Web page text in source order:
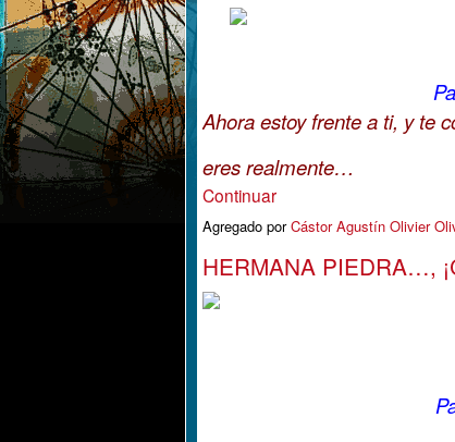
Ahora estoy frente a ti, y te
eres realmente…
Continuar
Agregado porCástor Agustín Olivier
HERMANA PIEDRA…,